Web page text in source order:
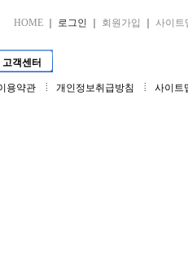
HOME 로그인 회원가입 사이트
고객센터
용약관 개인정보취급방침 사이트